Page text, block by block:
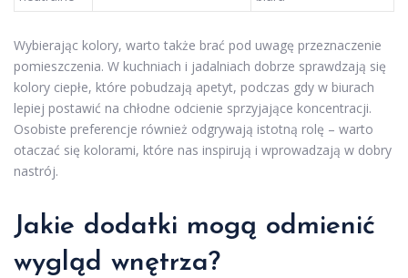
Wybierając kolory, warto także brać pod uwagę przeznaczenie
pomieszczenia. W kuchniach i jadalniach dobrze sprawdzają się
kolory ciepłe, które pobudzają apetyt, podczas gdy w biurach
lepiej postawić na chłodne odcienie sprzyjające koncentracji.
Osobiste preferencje również odgrywają istotną rolę – warto
otaczać się kolorami, które nas inspirują i wprowadzają w dobry
nastrój.
Jakie dodatki mogą odmienić
wygląd wnętrza?